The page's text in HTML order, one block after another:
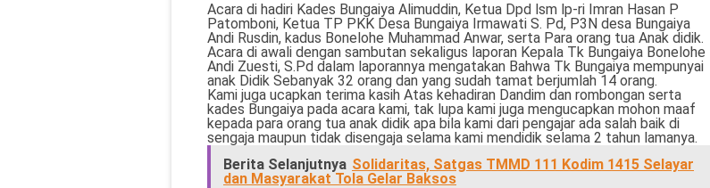
Acara di hadiri Kades Bungaiya Alimuddin, Ketua Dpd lsm lp-ri Imran Hasan P
Patomboni, Ketua TP PKK Desa Bungaiya Irmawati S. Pd, P3N desa Bungaiya
Andi Rusdin, kadus Bonelohe Muhammad Anwar, serta Para orang tua Anak didik.
Acara di awali dengan sambutan sekaligus laporan Kepala Tk Bungaiya Bonelohe
Andi Zuesti, S.Pd dalam laporannya mengatakan Bahwa Tk Bungaiya mempunyai
anak Didik Sebanyak 32 orang dan yang sudah tamat berjumlah 14 orang.
Kami juga ucapkan terima kasih Atas kehadiran Dandim dan rombongan serta
kades Bungaiya pada acara kami, tak lupa kami juga mengucapkan mohon maaf
kepada para orang tua anak didik apa bila kami dari pengajar ada salah baik di
sengaja maupun tidak disengaja selama kami mendidik selama 2 tahun lamanya.
Berita Selanjutnya Solidaritas, Satgas TMMD 111 Kodim 1415 Selayar
dan Masyarakat Tola Gelar Baksos